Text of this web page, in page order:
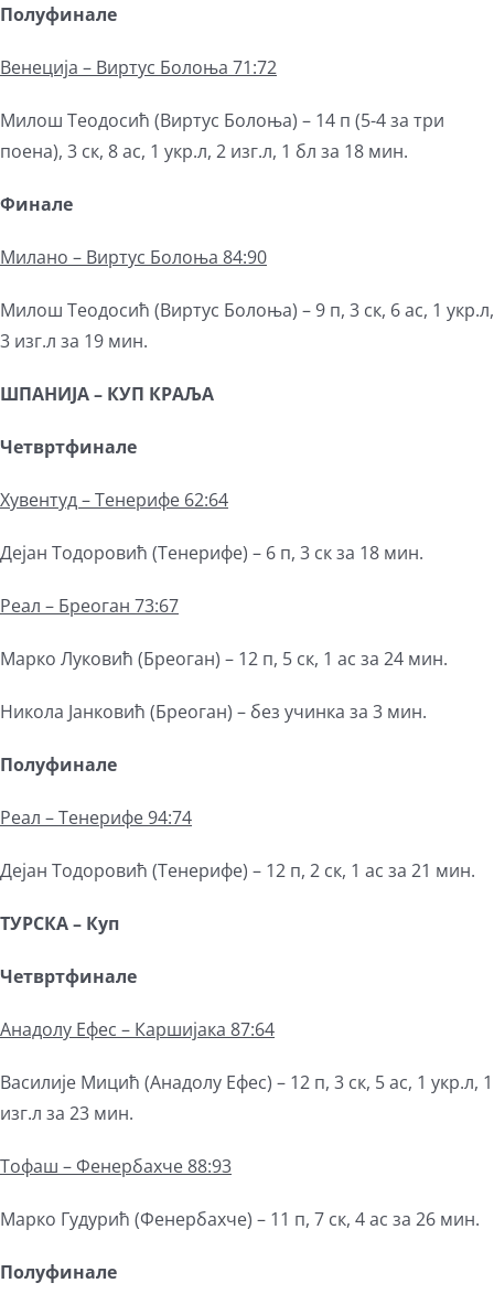
Полуфинале
Венеција – Виртус Болоња 71:72
Милош Теодосић (Виртус Болоња) – 14 п (5-4 за три
поена), 3 ск, 8 ас, 1 укр.л, 2 изг.л, 1 бл за 18 мин.
Финале
Милано – Виртус Болоња 84:90
Милош Теодосић (Виртус Болоња) – 9 п, 3 ск, 6 ас, 1 укр.л,
3 изг.л за 19 мин.
ШПАНИЈА– КУП КРАЉА
Четвртфинале
Хувентуд – Тенерифе 62:64
Дејан Тодоровић (Тенерифе) – 6 п, 3 ск за 18 мин.
Реал – Бреоган 73:67
Марко Луковић (Бреоган) – 12 п, 5 ск, 1 ас за 24 мин.
Никола Јанковић (Бреоган) – без учинка за 3 мин.
Полуфинале
Реал – Тенерифе 94:74
Дејан Тодоровић (Тенерифе) – 12 п, 2 ск, 1 ас за 21 мин.
ТУРСКА– Куп
Четвртфинале
Анадолу Ефес – Каршијака 87:64
Василије Мицић (Анадолу Ефес) – 12 п, 3 ск, 5 ас, 1 укр.л, 1
изг.л за 23 мин.
Тофаш – Фенербахче 88:93
Марко Гудурић (Фенербахче) – 11 п, 7 ск, 4 ас за 26 мин.
Полуфинале